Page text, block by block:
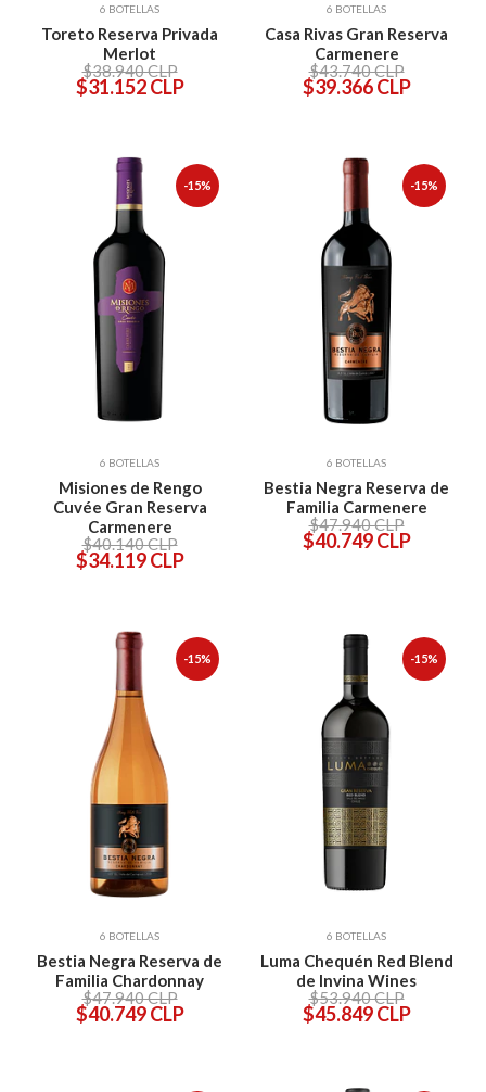
6 BOTELLAS
Toreto Reserva Privada
Merlot
$38.940 CLP
$31.152 CLP
6 BOTELLAS
Casa Rivas Gran Reserva
Carmenere
$43.740 CLP
$39.366 CLP
-15%
6 BOTELLAS
Misiones de Rengo
Cuvée Gran Reserva
Carmenere
$40.140 CLP
$34.119 CLP
-15%
6 BOTELLAS
Bestia Negra Reserva de
Familia Carmenere
$47.940 CLP
$40.749 CLP
-15%
6 BOTELLAS
Bestia Negra Reserva de
Familia Chardonnay
$47.940 CLP
$40.749 CLP
-15%
6 BOTELLAS
Luma Chequén Red Blend
de Invina Wines
$53.940 CLP
$45.849 CLP